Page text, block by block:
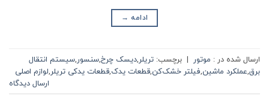
ادامه →
ارسال شده در : موتور | برچسب: تریلر,دیسک چرخ,سنسور,سیستم انتقال
برق,عملکرد ماشین,فیلتر خشک‌کن,قطعات یدک,قطعات یدکی تریلر,لوازم اصلی
ارسال دیدگاه